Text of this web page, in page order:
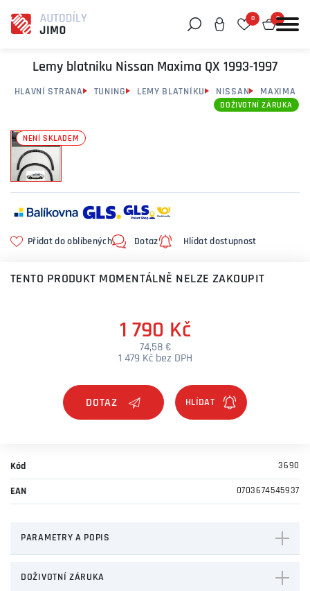
0 0
Lemy blatniku Nissan Maxima QX 1993-1997
HLAVNÍ STRANA TUNING LEMY BLATNÍKU NISSAN MAXIMA
NENÍ SKLADEM
DOŽIVOTNÍ ZÁRUKA
Přidat do oblíbených Dotaz Hlídat dostupnost
TENTO PRODUKT MOMENTÁLNĚ NELZE ZAKOUPIT
1 790 Kč
74,58 €
1 479 Kč bez DPH
DOTAZ
Kód 3690
EAN 0703674545937
PARAMETRY A POPIS
DOŽIVOTNÍ ZÁRUKA
Můžeme vám pomoci něco najít?